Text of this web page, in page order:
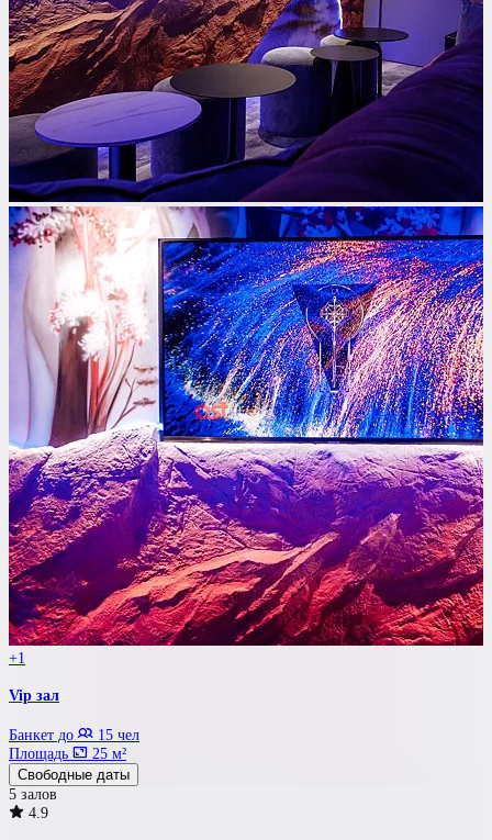
+1
Vip зал
Банкет до
15 чел
Площадь
25 м²
Свободные даты
5 залов
4.9